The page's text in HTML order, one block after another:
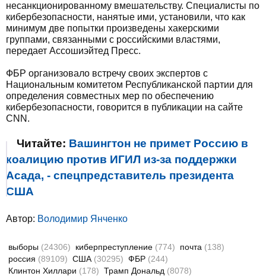
несанкционированному вмешательству. Специалисты по
кибербезопасности, нанятые ими, установили, что как
минимум две попытки произведены хакерскими
группами, связанными с российскими властями,
передает Ассошиэйтед Пресс.
ФБР организовало встречу своих экспертов с
Национальным комитетом Республиканской партии для
определения совместных мер по обеспечению
кибербезопасности, говорится в публикации на сайте
CNN.
Читайте: Вашингтон не примет Россию в
коалицию против ИГИЛ из-за поддержки
Асада, - спецпредставитель президента
США
Автор: Володимир Янченко
выборы (24306) киберпреступление (774) почта (138)
россия (89109) США (30295) ФБР (244)
Клинтон Хиллари (178) Трамп Дональд (8078)